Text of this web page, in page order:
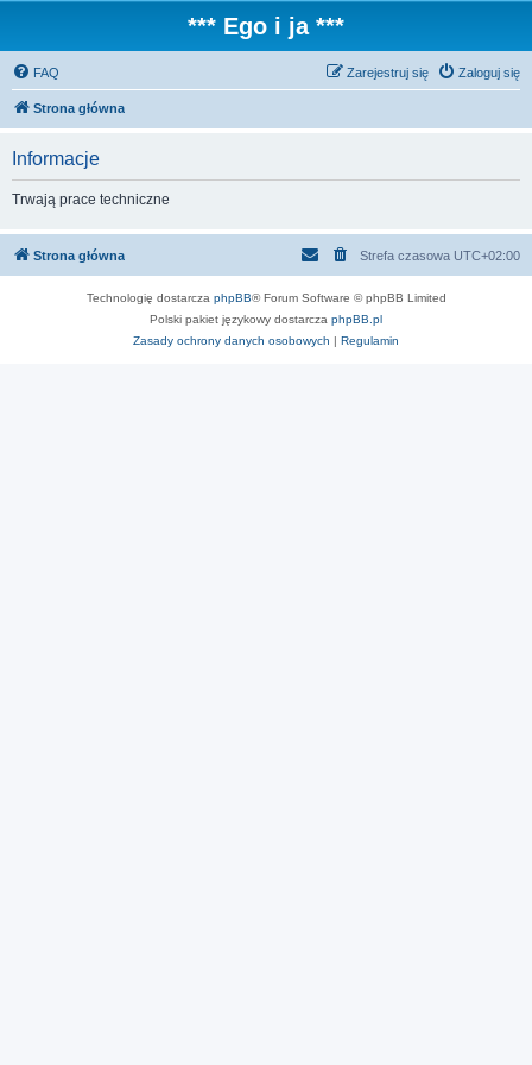
*** Ego i ja ***
FAQ Zaloguj się
Zarejestruj się
Strona główna
Informacje
Trwają prace techniczne
Strona główna Strefa czasowa UTC+02:00
Technologię dostarcza phpBB® Forum Software © phpBB Limited
Polski pakiet językowy dostarcza phpBB.pl
Zasady ochrony danych osobowych | Regulamin